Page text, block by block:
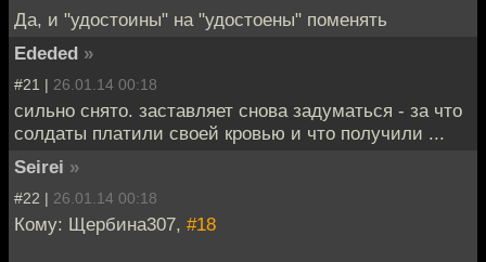
Да, и "удостоины" на "удостоены" поменять
Ededed »
#21 | 26.01.14 00:18
сильно снято. заставляет снова задуматься - за что
солдаты платили своей кровью и что получили ...
Seirei »
#22 | 26.01.14 00:18
Кому: Щербина307, #18